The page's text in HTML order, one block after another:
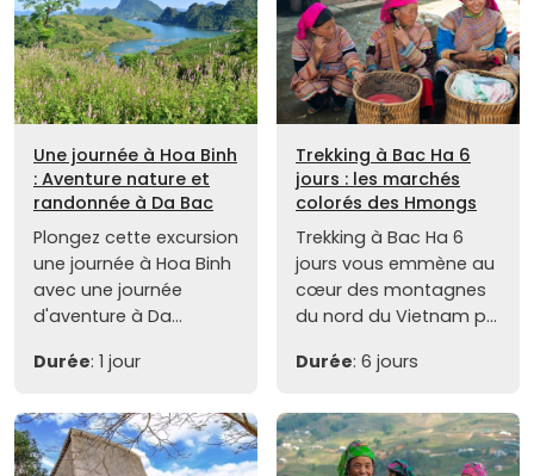
Une journée à Hoa Binh
: Aventure nature et
randonnée à Da Bac
Plongez cette excursion
une journée à Hoa Binh
avec une journée
d'aventure à Da...
Durée: 1 jour
Trekking à Bac Ha 6
jours : les marchés
colorés des Hmongs
Trekking à Bac Ha 6
jours vous emmène au
cœur des montagnes
du nord du Vietnam p...
Durée: 6 jours